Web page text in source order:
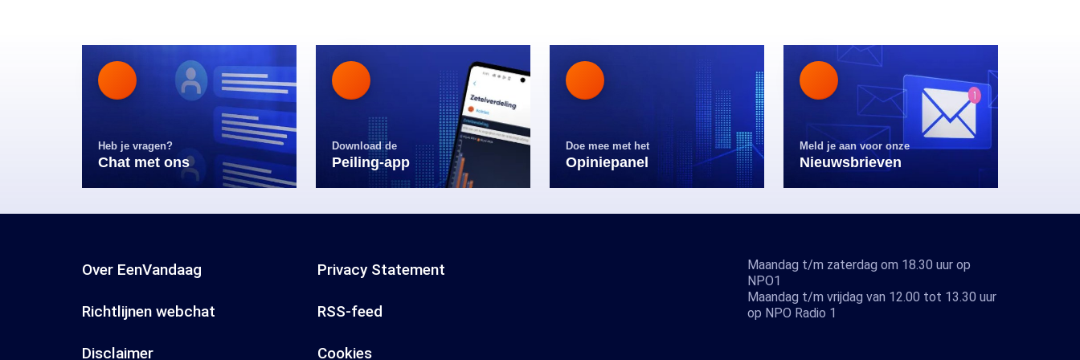
Heb je vragen?
Chat met ons
Download de
Peiling-app
Doe mee met het
Opiniepanel
Meld je aan voor onze
Nieuwsbrieven
Over EenVandaag Privacy Statement
Richtlijnen webchat RSS-feed
Disclaimer Cookies
Maandag t/m zaterdag om 18.30 uur op
NPO1
Maandag t/m vrijdag van 12.00 tot 13.30 uur
op NPO Radio 1